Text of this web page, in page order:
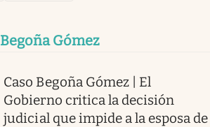
Begoña Gómez
Caso Begoña Gómez | El
Gobierno critica la decisión
judicial que impide a la esposa de